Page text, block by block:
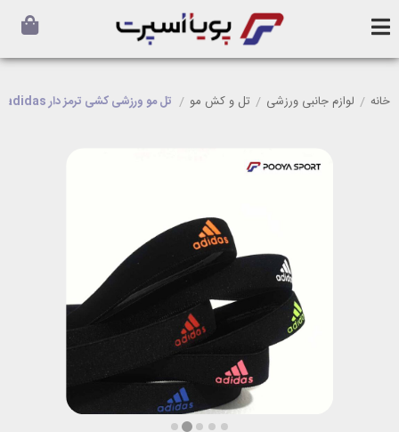
خانه / لوازم جانبی ورزشی / تل و کش مو / تل مو ورزشی کشی ترمز دار adidas آدیداس طرح المپیک